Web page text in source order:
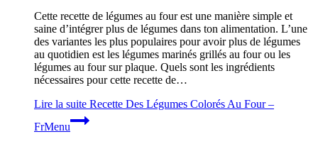
Cette recette de légumes au four est une manière simple et
saine d’intégrer plus de légumes dans ton alimentation. L’une
des variantes les plus populaires pour avoir plus de légumes
au quotidien est les légumes marinés grillés au four ou les
légumes au four sur plaque. Quels sont les ingrédients
nécessaires pour cette recette de…
Lire la suite Recette Des Légumes Colorés Au Four –
FrMenu